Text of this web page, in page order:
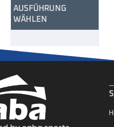
AUSFÜHRUNG
WÄHLEN